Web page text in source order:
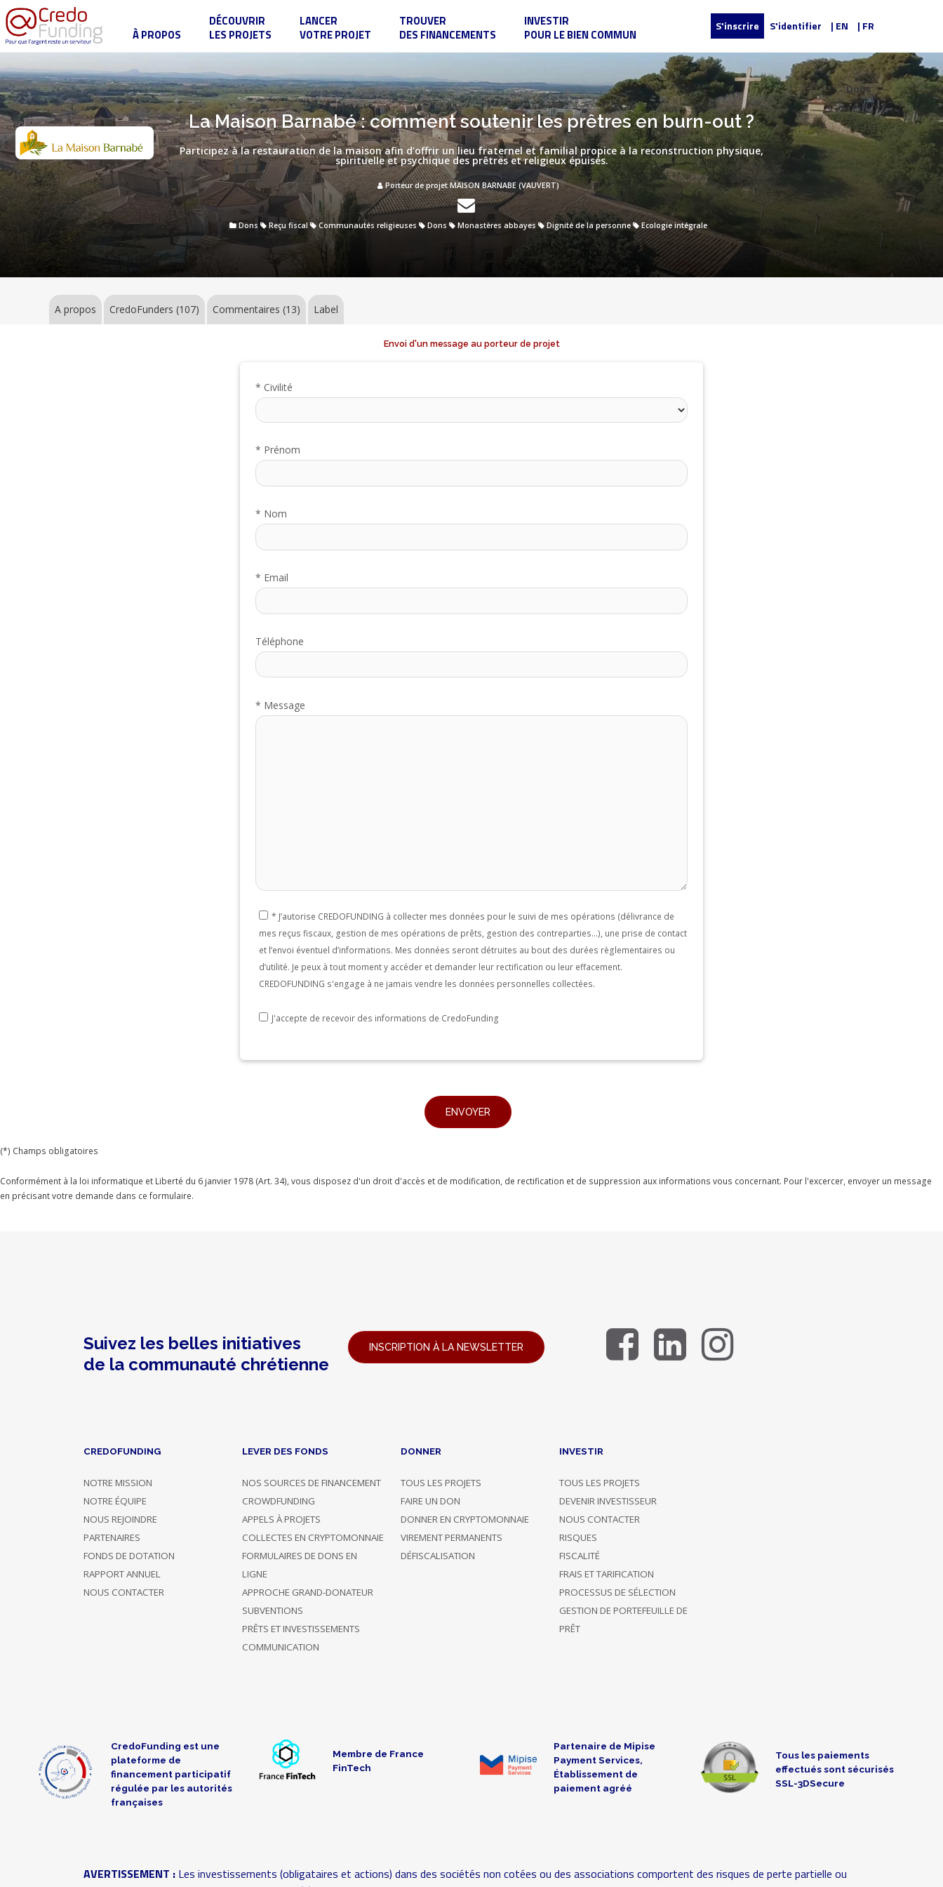
S'inscrire S'identifier | EN | FR
À PROPOS
DÉCOUVRIR
LES PROJETS
LANCER
VOTRE PROJET
TROUVER
DES FINANCEMENTS
INVESTIR
POUR LE BIEN COMMUN
La
Maison
Barnabé
:
comment
soutenir
les
prêtres
en
burn-
out
?
La Maison Barnabé : comment soutenir les prêtres en burn-out ?
Participez à la restauration de la maison afin d’offrir un lieu fraternel et familial propice à la reconstruction physique,
spirituelle et psychique des prêtres et religieux épuisés.
Porteur de projet MAISON BARNABE (VAUVERT)
Dons Reçu fiscal Communautés religieuses Dons Monastères abbayes Dignité de la personne Ecologie intégrale
Dons
A propos CredoFunders(107) Commentaires (13) Label
Envoi d'un message au porteur de projet
* Civilité
* Prénom
* Nom
* Email
Téléphone
* Message
* J’autorise CREDOFUNDING à collecter mes données pour le suivi de mes opérations (délivrance de
mes reçus fiscaux, gestion de mes opérations de prêts, gestion des contreparties...), une prise de contact
et l’envoi éventuel d’informations. Mes données seront détruites au bout des durées règlementaires ou
d’utilité. Je peux à tout moment y accéder et demander leur rectification ou leur effacement.
CREDOFUNDING s'engage à ne jamais vendre les données personnelles collectées.
J'accepte de recevoir des informations de CredoFunding
(*) Champs obligatoires
Conformément à la loi informatique et Liberté du 6 janvier 1978 (Art. 34), vous disposez d'un droit d'accès et de modification, de rectification et de suppression aux informations vous concernant. Pour l'excercer, envoyer un message
en précisant votre demande dans ce formulaire.
Suivez les belles initiatives
de la communauté chrétienne
INSCRIPTION À LA NEWSLETTER
CREDOFUNDING
NOTRE MISSION
NOTRE ÉQUIPE
NOUS REJOINDRE
PARTENAIRES
FONDS DE DOTATION
RAPPORT ANNUEL
NOUS CONTACTER
LEVER DES FONDS
NOS SOURCES DE FINANCEMENT
CROWDFUNDING
APPELS À PROJETS
COLLECTES EN CRYPTOMONNAIE
FORMULAIRES DE DONS EN
LIGNE
APPROCHE GRAND-DONATEUR
SUBVENTIONS
PRÊTS ET INVESTISSEMENTS
COMMUNICATION
DONNER
TOUS LES PROJETS
FAIRE UN DON
DONNER EN CRYPTOMONNAIE
VIREMENT PERMANENTS
DÉFISCALISATION
INVESTIR
TOUS LES PROJETS
DEVENIR INVESTISSEUR
NOUS CONTACTER
RISQUES
FISCALITÉ
FRAIS ET TARIFICATION
PROCESSUS DE SÉLECTION
GESTION DE PORTEFEUILLE DE
PRÊT
CredoFunding est une
plateforme de
financement participatif
régulée par les autorités
françaises
Membre de France
FinTech
Partenaire de Mipise
Payment Services,
Établissement de
paiement agréé
Tous les paiements
effectués sont sécurisés
SSL-3DSecure
AVERTISSEMENT :Les investissements (obligataires et actions) dans des sociétés non cotées ou des associations comportent des risques de perte partielle ou